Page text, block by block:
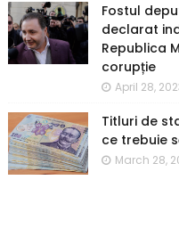
Fostul
declarat
Republica
corupție
April 28,
Titluri de
ce trebuie
March 28,